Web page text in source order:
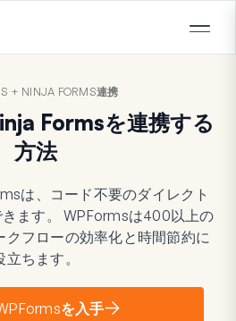
+ NINJA FORMS連携
Formsを連携する
方法
は、コード不要のダイレクト
ます。 WPFormsは400以上の
クフローの効率化と時間節約に
立ちます。
を入手